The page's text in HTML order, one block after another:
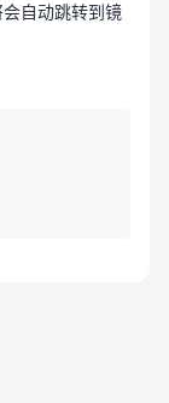
自动跳转到镜